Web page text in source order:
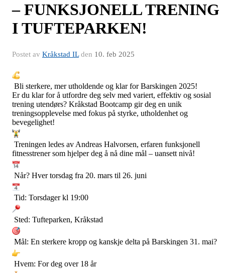
– FUNKSJONELL TRENING
I TUFTEPARKEN!
Postet av Kråkstad ILden 10. feb 2025
Bli sterkere, mer utholdende og klar for Barskingen 2025!
Er du klar for å utfordre deg selv med variert, effektiv og sosial
trening utendørs? Kråkstad Bootcamp gir deg en unik
treningsopplevelse med fokus på styrke, utholdenhet og
bevegelighet!
Treningen ledes av Andreas Halvorsen, erfaren funksjonell
fitnesstrener som hjelper deg å nå dine mål – uansett nivå!
Når? Hver torsdag fra 20. mars til 26. juni
Tid: Torsdager kl 19:00
Sted: Tufteparken, Kråkstad
Mål: En sterkere kropp og kanskje delta på Barskingen 31. mai?
Hvem: For deg over 18 år